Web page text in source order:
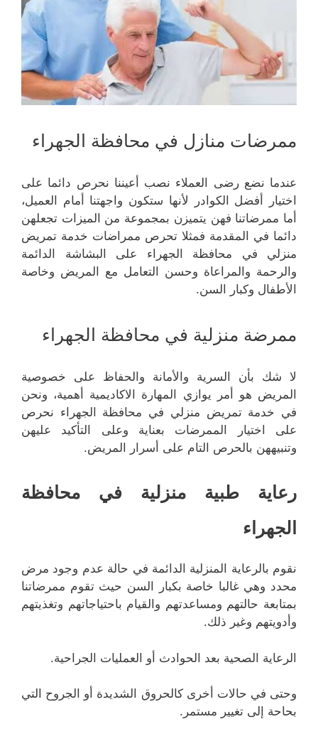
ممرضات منازل في محافظة الجهراء
عندما نضع رضى العملاء نصب أعيننا نحرص دائما على
اختيار أفضل الكوادر لأنها ستكون واجهتنا أمام العميل،
أما ممرضاتنا فهن يتميزن بمجموعة من الميزات تجعلهن
دائما في المقدمة فمثلا تحرص ممراضات خدمة تمريض
منزلي في محافظة الجهراء على البشاشة الدائمة
والرحمة والمراعاة وحسن التعامل مع المريض وخاصة
الأطفال وكبار السن.
ممرضة منزلية في محافظة الجهراء
لا شك بأن السرية والأمانة والحفاظ على خصوصية
المريض هو أمر يوازي المهارة الاكاديمية أهمية، ونحن
في خدمة تمريض منزلي في محافظة الجهراء نحرص
على اختيار الممرضات بعناية وعلى التأكيد عليهن
وتنبيههن بالحرص التام على أسرار المريض.
رعاية طبية منزلية في محافظة
الجهراء
نقوم بالرعاية المنزلية الدائمة في حالة عدم وجود مرض
محدد وهي غالبا خاصة بكبار السن حيث تقوم ممرضاتنا
بمتابعة حالتهم ومساعدتهم والقيام باحتياجاتهم وتغذيتهم
وأدويتهم وغير ذلك.
الرعاية الصحية بعد الحوادث أو العمليات الجراحية.
وحتى في حالات أخرى كالحروق الشديدة أو الجروح التي
بحاحة إلى تغيير مستمر.